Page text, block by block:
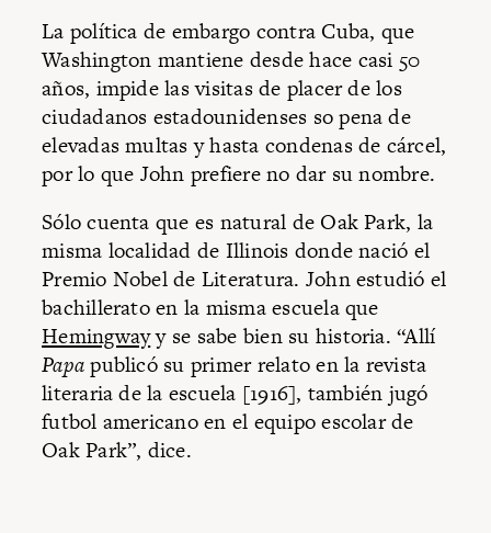
La política de embargo contra Cuba, que
Washington mantiene desde hace casi 50
años, impide las visitas de placer de los
ciudadanos estadounidenses so pena de
elevadas multas y hasta condenas de cárcel,
por lo que John prefiere no dar su nombre.
Sólo cuenta que es natural de Oak Park, la
misma localidad de Illinois donde nació el
Premio Nobel de Literatura. John estudió el
bachillerato en la misma escuela que
Hemingwayy se sabe bien su historia. “Allí
Papapublicó su primer relato en la revista
literaria de la escuela [1916], también jugó
futbol americano en el equipo escolar de
Oak Park”, dice.